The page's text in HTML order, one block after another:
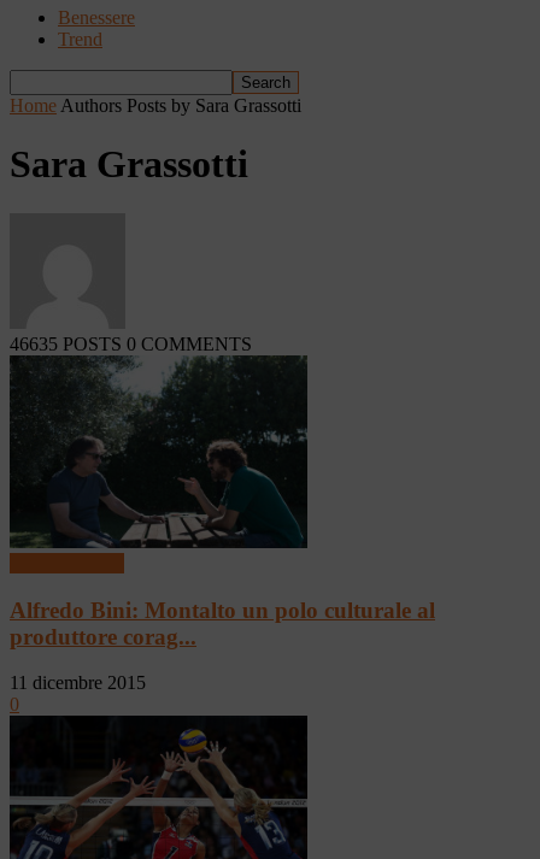
Benessere
Trend
Home Authors Posts by Sara Grassotti
Sara Grassotti
46635 POSTS 0 COMMENTS
Alfredo Bini: Montalto un polo culturale al
produttore corag...
11 dicembre 2015
0